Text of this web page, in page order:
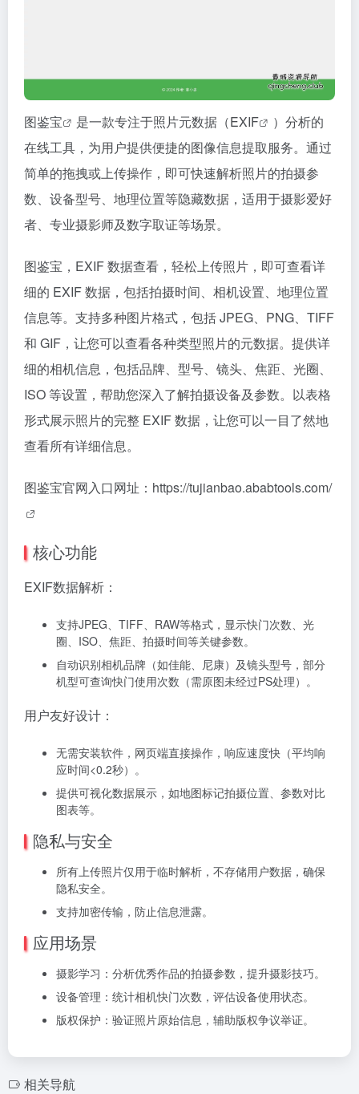
图鉴宝 是一款专注于照片元数据（EXIF
）分析的
在线工具，为用户提供便捷的图像信息提取服务。通过
简单的拖拽或上传操作，即可快速解析照片的拍摄参
数、设备型号、地理位置等隐藏数据，适用于摄影爱好
者、专业摄影师及数字取证等场景。
图鉴宝，EXIF 数据查看，轻松上传照片，即可查看详
细的 EXIF 数据，包括拍摄时间、相机设置、地理位置
信息等。支持多种图片格式，包括 JPEG、PNG、TIFF
和 GIF，让您可以查看各种类型照片的元数据。提供详
细的相机信息，包括品牌、型号、镜头、焦距、光圈、
ISO 等设置，帮助您深入了解拍摄设备及参数。以表格
形式展示照片的完整 EXIF 数据，让您可以一目了然地
查看所有详细信息。
图鉴宝官网入口网址： https://tujianbao.ababtools.com/
核心功能
EXIF数据解析：
支持JPEG、TIFF、RAW等格式，显示快门次数、光
圈、ISO、焦距、拍摄时间等关键参数。
自动识别相机品牌（如佳能、尼康）及镜头型号，部分
机型可查询快门使用次数（需原图未经过PS处理）。
用户友好设计：
无需安装软件，网页端直接操作，响应速度快（平均响
应时间<0.2秒）。
提供可视化数据展示，如地图标记拍摄位置、参数对比
图表等。
隐私与安全
所有上传照片仅用于临时解析，不存储用户数据，确保
隐私安全。
支持加密传输，防止信息泄露。
应用场景
摄影学习：分析优秀作品的拍摄参数，提升摄影技巧。
设备管理：统计相机快门次数，评估设备使用状态。
版权保护：验证照片原始信息，辅助版权争议举证。
相关导航